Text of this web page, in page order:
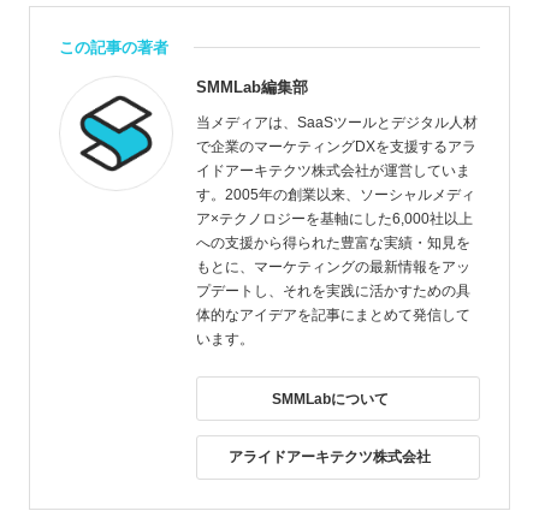
この記事の著者
SMMLab編集部
当メディアは、SaaSツールとデジタル人材
で企業のマーケティングDXを支援するアラ
イドアーキテクツ株式会社が運営していま
す。2005年の創業以来、ソーシャルメディ
ア×テクノロジーを基軸にした6,000社以上
への支援から得られた豊富な実績・知見を
もとに、マーケティングの最新情報をアッ
プデートし、それを実践に活かすための具
体的なアイデアを記事にまとめて発信して
います。
SMMLabについて
アライドアーキテクツ株式会社